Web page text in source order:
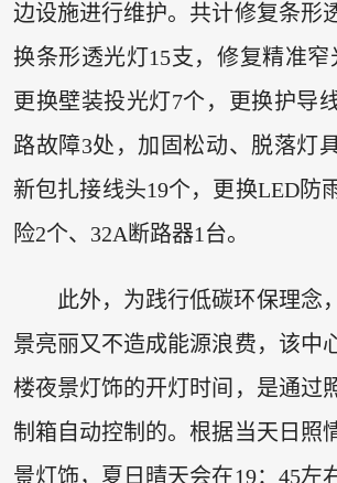
边设施进行维护。共计修复条形
换条形透光灯15支，修复精准窄
更换壁装投光灯7个，更换护导
路故障3处，加固松动、脱落灯
新包扎接线头19个，更换LED防
险2个、32A断路器1台。
此外，为践行低碳环保理念
景亮丽又不造成能源浪费，该中
楼夜景灯饰的开灯时间，是通过
制箱自动控制的。根据当天日照
景灯饰，夏日晴天会在19：45左